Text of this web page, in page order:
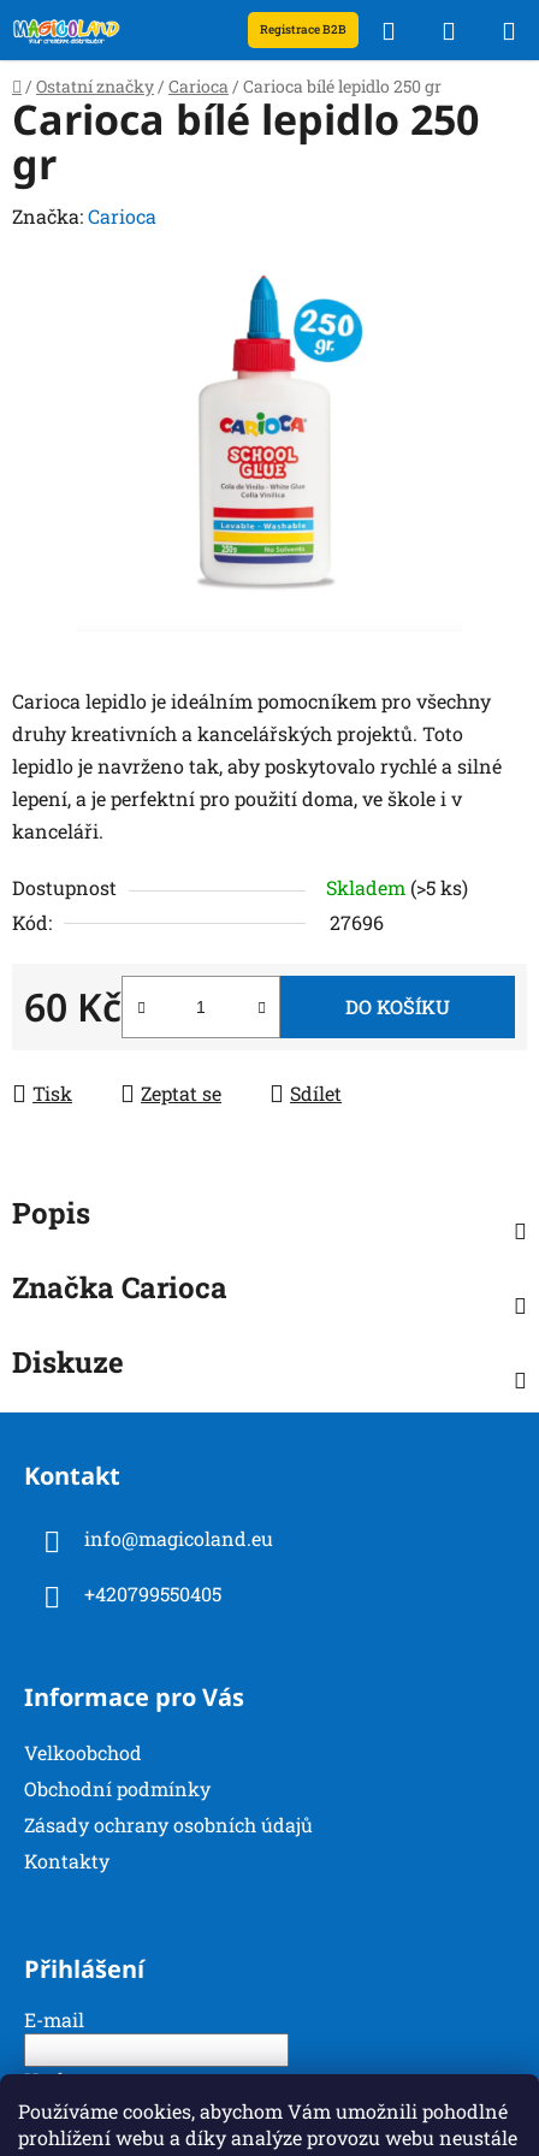
Používáme cookies, abychom Vám umožnili pohodlné
prohlížení webu a díky analýze provozu webu neustále
na
obsah
Registrace B2B Hledat
KOŠÍK
Domů
/ Ostatní značky / Carioca / Carioca bílé lepidlo 250 gr
Carioca lepidlo je ideálním pomocníkem pro všechny
druhy kreativních a kancelářských projektů. Toto
lepidlo je navrženo tak, aby poskytovalo rychlé a silné
lepení, a je perfektní pro použití doma, ve škole i v
kanceláři.
Dostupnost Skladem (>5 ks)
Kód:
27696
60 Kč
Měrná cena:
DO KOŠÍKU
Tisk Zeptat se Sdílet
Carioca bílé lepidlo 250
gr
Značka:Carioca
Popis
Značka Carioca
Diskuze
Z
Kontakt
info@magicoland.eu
+420799550405
Informace pro Vás
Velkoobchod
Obchodní podmínky
Zásady ochrany osobních údajů
Kontakty
Přihlášení
E-mail
Heslo